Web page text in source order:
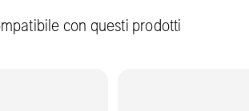
con questi prodotti